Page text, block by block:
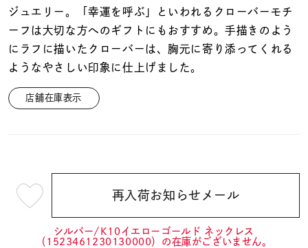
着用シーン
コレクション
レディース
リングサイズ
～
¥0
ジュエリー。「幸運を呼ぶ」といわれるクローバーモチ
ーフは大切な方へのギフトにもおすすめ。手描きのよう
にラフに描いたクローバーは、胸元に寄り添ってくれる
ようなやさしい印象に仕上げました。
店舗在庫表示
¥17,600 (tax
in)
再入荷お知らせメール
シルバー/K10イエローゴールド ネックレス
（1523461230130000）の在庫がございません。